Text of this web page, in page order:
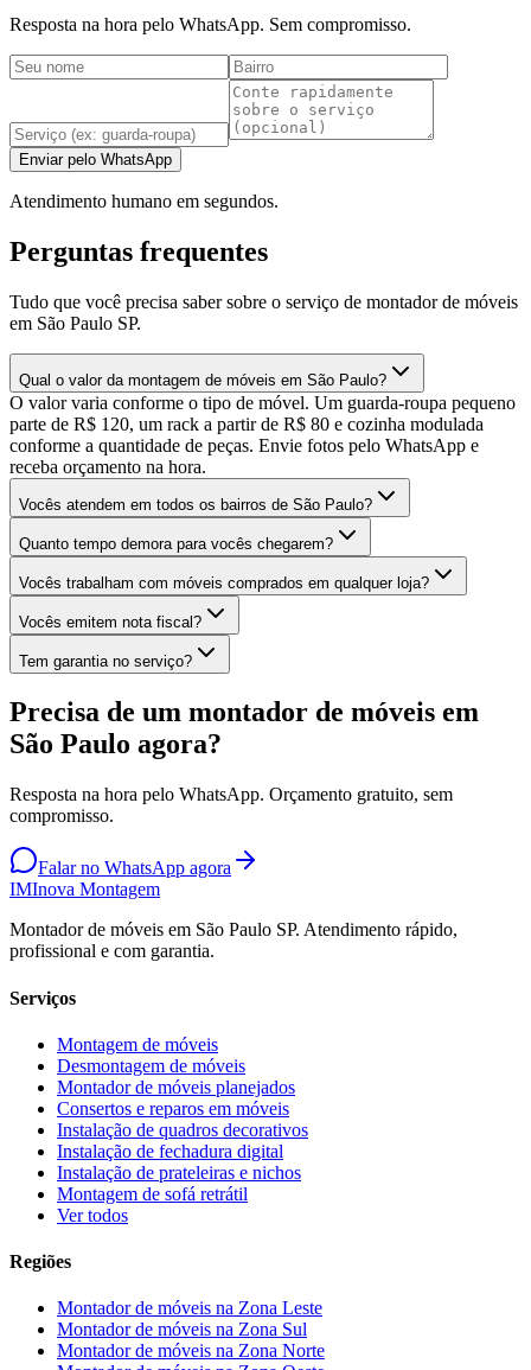
Resposta na hora pelo WhatsApp. Sem compromisso.
Enviar pelo WhatsApp
Atendimento humano em segundos.
Perguntas frequentes
Tudo que você precisa saber sobre o serviço de montador de móveis
em São Paulo SP.
Qual o valor da montagem de móveis em São Paulo?
O valor varia conforme o tipo de móvel. Um guarda-roupa pequeno
parte de R$ 120, um rack a partir de R$ 80 e cozinha modulada
conforme a quantidade de peças. Envie fotos pelo WhatsApp e
receba orçamento na hora.
Vocês atendem em todos os bairros de São Paulo?
Quanto tempo demora para vocês chegarem?
Vocês trabalham com móveis comprados em qualquer loja?
Vocês emitem nota fiscal?
Tem garantia no serviço?
Precisa de um montador de móveis em
São Paulo agora?
Resposta na hora pelo WhatsApp. Orçamento gratuito, sem
compromisso.
Falar no WhatsApp agora
IMInova Montagem
Montador de móveis em São Paulo SP. Atendimento rápido,
profissional e com garantia.
Serviços
Montagem de móveis
Desmontagem de móveis
Montador de móveis planejados
Consertos e reparos em móveis
Instalação de quadros decorativos
Instalação de fechadura digital
Instalação de prateleiras e nichos
Montagem de sofá retrátil
Ver todos
Regiões
Montador de móveis na Zona Leste
Montador de móveis na Zona Sul
Montador de móveis na Zona Norte